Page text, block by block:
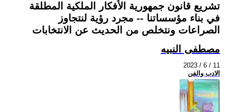
تشريع قانون جمهورية الأفكار الملكية المطلقة
في بناء مؤسساتنا -- مجرد رؤية لنتجاوز
الصراعات ونتخلص من الحديث عن الانتخابات
مصطفى النبيه
2023 / 6 / 11
الادب والفن